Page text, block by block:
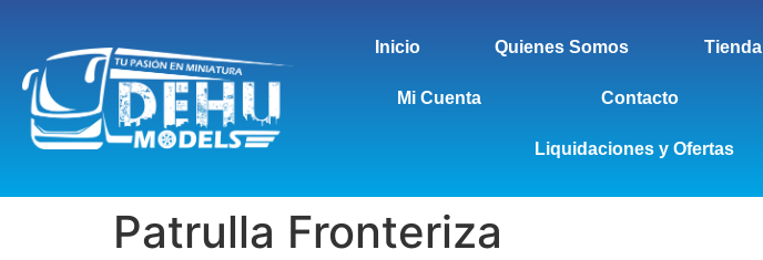
Inicio Quienes Somos Tienda
Mi Cuenta Contacto
Liquidaciones y Ofertas
Patrulla Fronteriza